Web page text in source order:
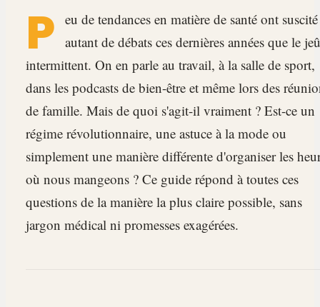
P eu de tendances en matière de santé ont suscité
autant de débats ces dernières années que le
intermittent. On en parle au travail, à la salle de sport,
dans les podcasts de bien-être et même lors des
de famille. Mais de quoi s'agit-il vraiment ? Est-ce un
régime révolutionnaire, une astuce à la mode ou
simplement une manière différente d'organiser les
où nous mangeons ? Ce guide répond à toutes ces
questions de la manière la plus claire possible, sans
jargon médical ni promesses exagérées.